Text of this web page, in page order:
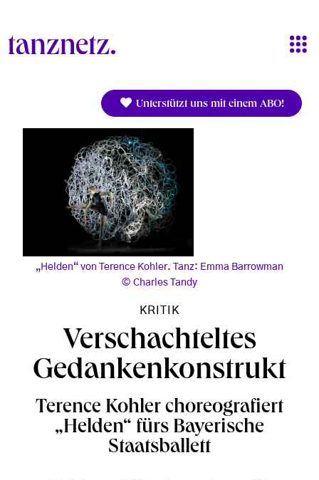
Unterstützt uns mit einem ABO!
„Helden“ von Terence Kohler. Tanz: Emma Barrowman
Charles Tandy
KRITIK
Verschachteltes
Gedankenkonstrukt
Terence Kohler choreografiert
„Helden“ fürs Bayerische
Staatsballett